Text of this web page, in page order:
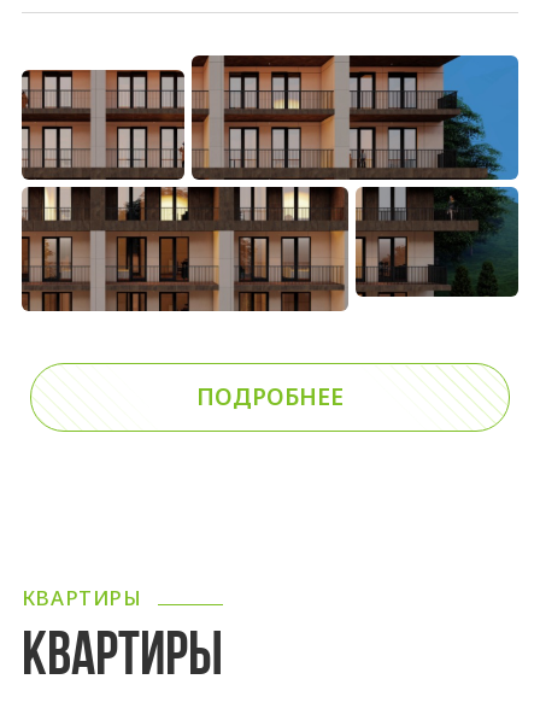
ПОДРОБНЕЕ
КВАРТИРЫ
КВАРТИРЫ